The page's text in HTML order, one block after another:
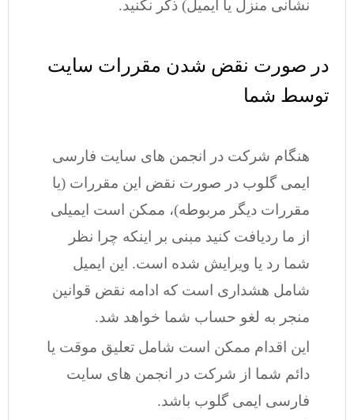
نشانی منزل یا ایمیل) ذکر نکنید.
در صورت نقض شدن مقررات سایت
توسط شما
هنگام شرکت در انجمن های سایت فارسی
ایمی گلوب در صورت نقض این مقررات (یا
مقررات دیگر مربوطه)، ممکن است ایمیلی
از ما ردیافت کنید مبنی بر اینکه چرا نظر
شما رد یا ویرایش شده است. این ایمیل
شامل هشداری است که ادامه نقض قوانین
منجر به لغو حساب شما خواهد شد.
این اقدام ممکن است شامل تعلیق موقت یا
دائم شما از شرکت در انجمن های سایت
فارسی ایمی گلوب باشد.